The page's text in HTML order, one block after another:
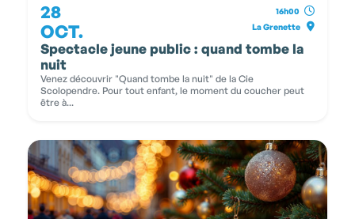
28
OCT.
16h00
La Grenette
Spectacle jeune public : quand tombe la
nuit
Venez découvrir "Quand tombe la nuit" de la Cie
Scolopendre. Pour tout enfant, le moment du coucher peut
être à...